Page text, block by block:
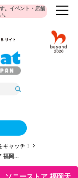
。イベント・店舗
ャッチ！
福岡...
ソニーストア 福岡天